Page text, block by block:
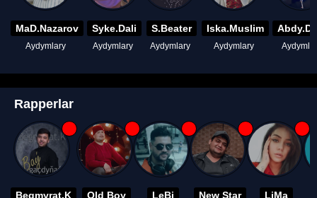
MaD.Nazarov
Aydymlary
Syke.Dali
Aydymlary
S.Beater
Aydymlary
Iska.Muslim
Aydymlary
Rapperlar
Begmyrat.K Old Boy LeBi New Star LiMa